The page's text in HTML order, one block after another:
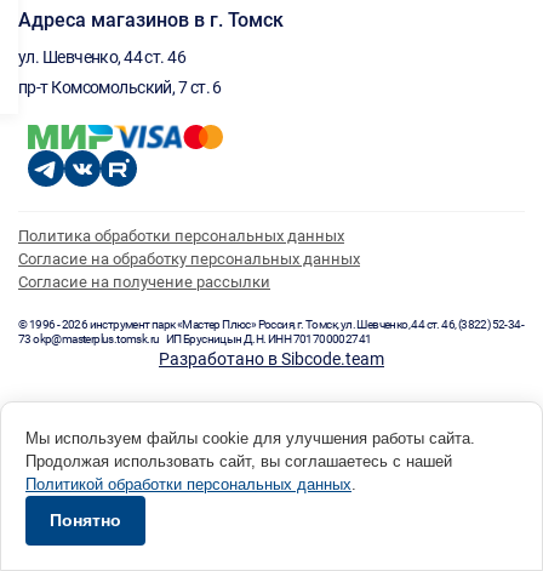
Адреса магазинов в г. Томск
ул. Шевченко, 44 ст. 46
пр-т Комсомольский, 7 ст. 6
Политика обработки персональных данных
Согласие на обработку персональных данных
Согласие на получение рассылки
© 1996 - 2026 инструмент парк «Мастер Плюс» Россия, г. Томск, ул. Шевченко, 44 ст. 46, (3822) 52-34-
73 okp@masterplus.tomsk.ru ИП Брусницын Д.Н. ИНН 701700002741
Разработано в Sibcode.team
Мы используем файлы cookie для улучшения работы сайта.
Продолжая использовать сайт, вы соглашаетесь с нашей
Политикой обработки персональных данных.
Понятно